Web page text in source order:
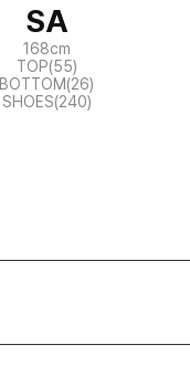
SA
168cm
TOP(55)
BOTTOM(26)
SHOES(240)